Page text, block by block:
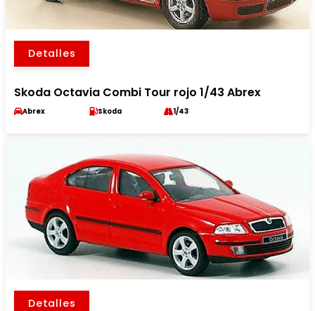
Detalles
Skoda Octavia Combi Tour rojo 1/43 Abrex
Abrex Skoda 1/43
Detalles